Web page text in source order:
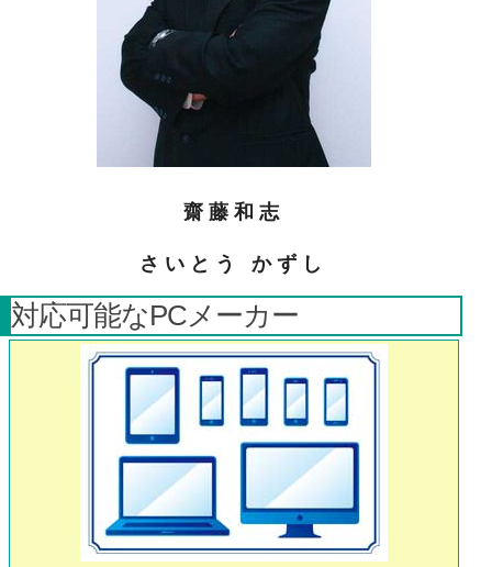
齋藤和志
さいとう かずし
対応可能なPCメーカー